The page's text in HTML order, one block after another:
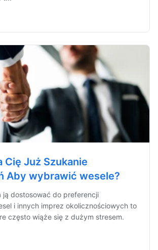
Cię Już Szukanie
Aby wybrawić wesele?
ją dostosować do preferencji
i innych imprez okolicznościowych to
często wiąże się z dużym stresem.